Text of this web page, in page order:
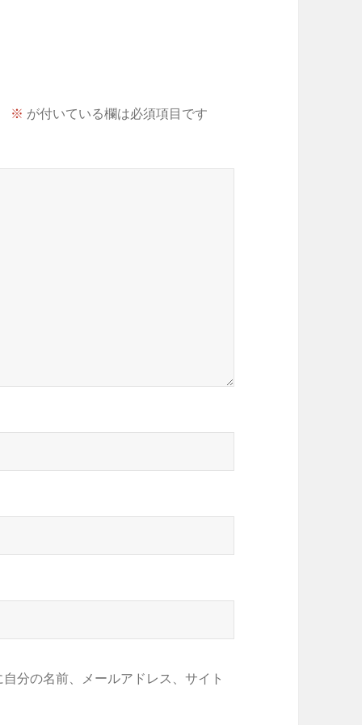
※ が付いている欄は必須項目です
分の名前、メールアドレス、サイト